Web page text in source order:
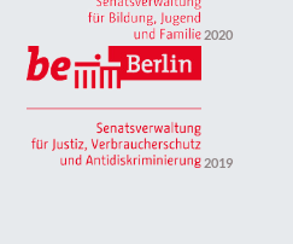
2020
2019